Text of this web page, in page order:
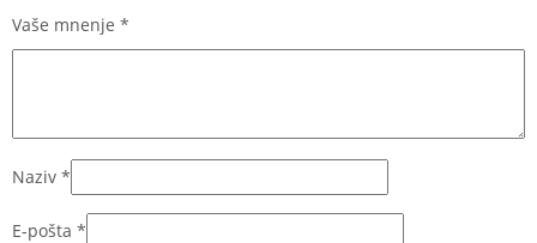
Vaše mnenje *
Naziv *
E-pošta *